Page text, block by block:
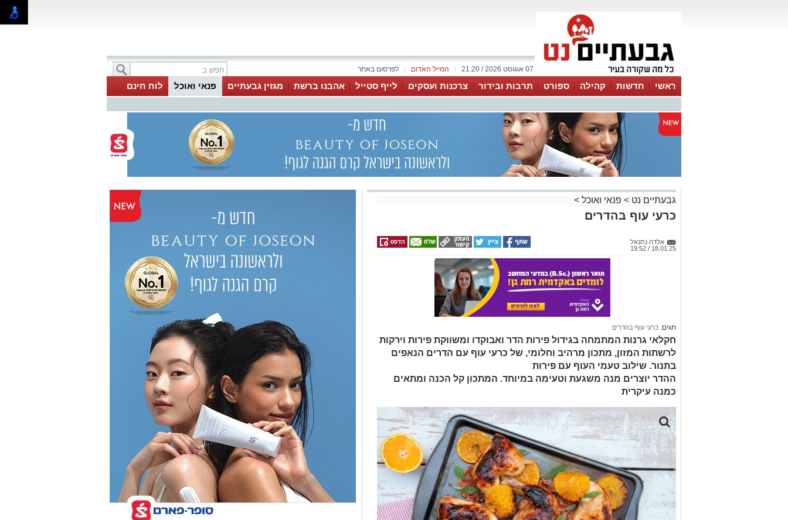
לפרסום באתר המייל האדום 07 אוגוסט 2026 / 21:20
ראשי חדשות קהילה ספורט תרבות ובידור צרכנות ועסקים לייף סטייל אהבנו ברשת מגזין גבעתיים פנאי ואוכל לוח חינם
גבעתיים נט > פנאי ואוכל >
כרעי עוף בהדרים
אלדה נתנאל
18.01.25 / 19:52
תגים: כרעי עוף בהדרים
חקלאי גרנות המתמחה בגידול פירות הדר ואבוקדו ומשווקת פירות וירקות
לרשתות המזון, מתכון מרהיב וחלומי, של כרעי עוף עם הדרים הנאפים
בתנור. שילוב טעמי העוף עם פירות
ההדר יוצרים מנה משגעת וטעימה במיוחד. המתכון קל הכנה ומתאים
כמנה עיקרית